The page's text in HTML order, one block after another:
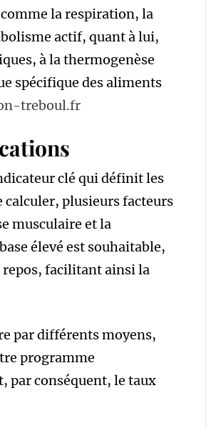
la respiration, la
actif, quant à lui,
à la thermogenèse
spécifique des aliments
treboul.fr
clé qui définit les
calculer, plusieurs facteurs
musculaire et la
élevé est souhaitable,
repos, facilitant ainsi la
par différents moyens,
programme
par conséquent, le taux